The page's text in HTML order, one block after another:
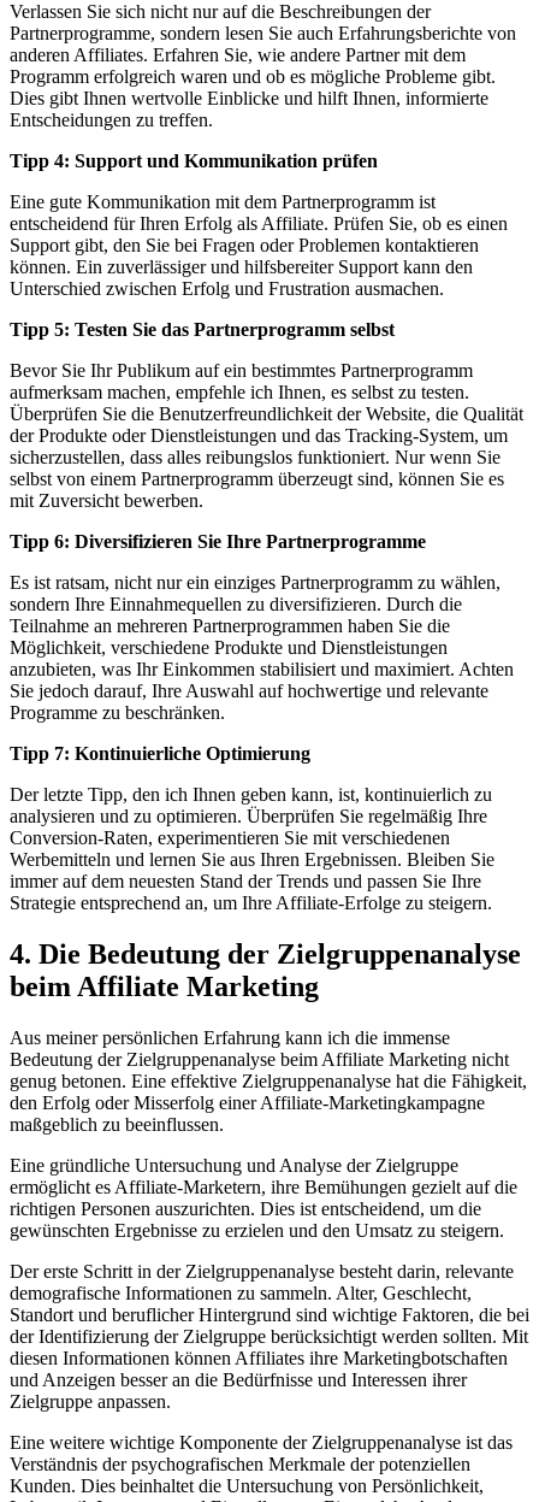
Verlassen Sie sich nicht nur auf die Beschreibungen der
Partnerprogramme, sondern lesen Sie auch Erfahrungsberichte von
anderen Affiliates. Erfahren Sie, wie andere Partner mit dem
Programm erfolgreich waren und ob es mögliche Probleme gibt.
Dies gibt Ihnen wertvolle Einblicke und hilft Ihnen, informierte
Entscheidungen zu treffen.
Tipp 4: Support und Kommunikation prüfen
Eine gute Kommunikation mit dem Partnerprogramm ist
entscheidend für Ihren Erfolg als Affiliate. Prüfen Sie, ob es einen
Support gibt, den Sie bei Fragen oder Problemen kontaktieren
können. Ein zuverlässiger und hilfsbereiter Support kann den
Unterschied zwischen Erfolg und Frustration ausmachen.
Tipp 5: Testen Sie das Partnerprogramm selbst
Bevor Sie Ihr Publikum auf ein bestimmtes Partnerprogramm
aufmerksam machen, empfehle ich Ihnen, es selbst zu testen.
Überprüfen Sie die Benutzerfreundlichkeit der Website, die Qualität
der Produkte oder Dienstleistungen und das Tracking-System, um
sicherzustellen, dass alles reibungslos funktioniert. Nur wenn Sie
selbst von einem Partnerprogramm überzeugt sind, können Sie es
mit Zuversicht bewerben.
Tipp 6: Diversifizieren Sie Ihre Partnerprogramme
Es ist ratsam, nicht nur ein einziges Partnerprogramm zu wählen,
sondern Ihre Einnahmequellen zu diversifizieren. Durch die
Teilnahme an mehreren Partnerprogrammen haben Sie die
Möglichkeit, verschiedene Produkte und Dienstleistungen
anzubieten, was Ihr Einkommen stabilisiert und maximiert. Achten
Sie jedoch darauf, Ihre Auswahl auf hochwertige und relevante
Programme zu beschränken.
Tipp 7: Kontinuierliche Optimierung
Der letzte Tipp, den ich Ihnen geben kann, ist, kontinuierlich zu
analysieren und zu optimieren. Überprüfen Sie regelmäßig Ihre
Conversion-Raten, experimentieren Sie mit verschiedenen
Werbemitteln und lernen Sie aus Ihren Ergebnissen. Bleiben Sie
immer auf dem neuesten Stand der Trends und passen Sie Ihre
Strategie entsprechend an, um Ihre Affiliate-Erfolge zu steigern.
4. Die Bedeutung der Zielgruppenanalyse
beim Affiliate Marketing
Aus meiner persönlichen Erfahrung kann ich die immense
Bedeutung der Zielgruppenanalyse beim Affiliate Marketing nicht
genug betonen. Eine effektive Zielgruppenanalyse hat die Fähigkeit,
den Erfolg oder Misserfolg einer Affiliate-Marketingkampagne
maßgeblich zu beeinflussen.
Eine gründliche Untersuchung und Analyse der Zielgruppe
ermöglicht es Affiliate-Marketern, ihre Bemühungen gezielt auf die
richtigen Personen auszurichten. Dies ist entscheidend, um die
gewünschten Ergebnisse zu erzielen und den Umsatz zu steigern.
Der erste Schritt in der Zielgruppenanalyse besteht darin, relevante
demografische Informationen zu sammeln. Alter, Geschlecht,
Standort und beruflicher Hintergrund sind wichtige Faktoren, die bei
der Identifizierung der Zielgruppe berücksichtigt werden sollten. Mit
diesen Informationen können Affiliates ihre Marketingbotschaften
und Anzeigen besser an die Bedürfnisse und Interessen ihrer
Zielgruppe anpassen.
Eine weitere wichtige Komponente der Zielgruppenanalyse ist das
Verständnis der psychografischen Merkmale der potenziellen
Kunden. Dies beinhaltet die Untersuchung von Persönlichkeit,